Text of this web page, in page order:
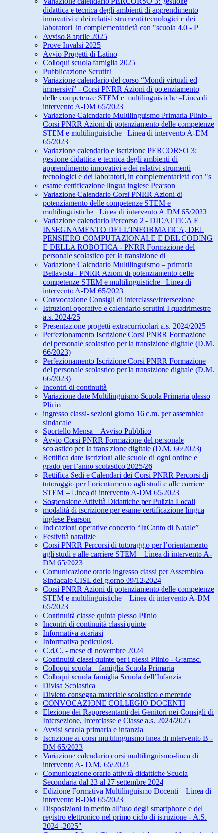
didattica e tecnica degli ambienti di apprendimento
innovativi e dei relativi strumenti tecnologici e dei
laboratori, in complementarietà con "scuola 4.0 - P
Avviso 8 aprile 2025
Prove Invalsi 2025
Avvio Progetti di Latino
Colloqui scuola famiglia 2025
Pubblicazione Scrutini
Variazione calendario del corso “Mondi virtuali ed
immersivi” - Corsi PNRR Azioni di potenziamento
delle competenze STEM e multilinguistiche –Linea di
intervento A-DM 65/2023
Variazione Calendario Multilinguismo Primaria Plinio -
Corsi PNRR Azioni di potenziamento delle competenze
STEM e multilinguistiche –Linea di intervento A-DM
65/2023
Variazione calendario e iscrizione PERCORSO 3:
gestione didattica e tecnica degli ambienti di
apprendimento innovativi e dei relativi strumenti
tecnologici e dei laboratori, in complementarietà con "s
esame certificazione lingua inglese Pearson
Variazione Calendario Corsi PNRR Azioni di
potenziamento delle competenze STEM e
multilinguistiche –Linea di intervento A-DM 65/2023
Variazione calendario Percorso 2 - DIDATTICA E
INSEGNAMENTO DELL’INFORMATICA, DEL
PENSIERO COMPUTAZIONALE E DEL CODING
E DELLA ROBOTICA - PNRR Formazione del
personale scolastico per la transizione di
Variazione Calendario Multilinguismo – primaria
Bellavista - PNRR Azioni di potenziamento delle
competenze STEM e multilinguistiche –Linea di
intervento A-DM 65/2023
Convocazione Consigli di interclasse/intersezione
Istruzioni operative e calendario scrutini I quadrimestre
a.s. 2024/25
Presentazione progetti extracurricolari a.s. 2024/2025
Perfezionamento Iscrizione Corsi PNRR Formazione
del personale scolastico per la transizione digitale (D.M.
66/2023)
Perfezionamento Iscrizione Corsi PNRR Formazione
del personale scolastico per la transizione digitale (D.M.
66/2023)
Incontri di continuità
Variazione date Multilinguismo Scuola Primaria plesso
Plinio
ingresso classi- sezioni giorno 16 c.m. per assemblea
sindacale
Sportello Mensa – Avviso Pubblico
Avvio Corsi PNRR Formazione del personale
scolastico per la transizione digitale (D.M. 66/2023)
Rettifica date iscrizioni alle scuole di ogni ordine e
grado per l’anno scolastico 2025/26
Rettifica Sedi e Calendari dei Corsi PNRR Percorsi di
tutoraggio per l’orientamento agli studi e alle carriere
STEM – Linea di intervento A-DM 65/2023
Sospensione Attività Didattiche per Pulizia Locali
modalità di iscrizione per esame certificazione lingua
inglese Pearson
Indicazioni operative concerto “InCanto di Natale”
Festività natalizie
Corsi PNRR Percorsi di tutoraggio per l’orientamento
agli studi e alle carriere STEM – Linea di intervento A-
DM 65/2023
Comunicazione orario ingresso classi per Assemblea
Sindacale CISL del giorno 09/12/2024
Corsi PNRR Azioni di potenziamento delle competenze
STEM e multilinguistiche – Linea di intervento A-DM
65/2023
Continuità classe quinta plesso Plinio
Incontri di continuità classi quinte
Informativa acariasi
Informativa pediculosi.
C.d.C. - mese di novembre 2024
Continuità classi quinte per i plessi Plinio - Gramsci
Colloqui scuola – famiglia Scuola Primaria
Colloqui scuola-famiglia Scuola dell’Infanzia
Divisa Scolastica
Divieto consegna materiale scolastico e merende
CONVOCAZIONE COLLEGIO DOCENTI
Elezione dei Rappresentanti dei Genitori nei Consigli di
Intersezione, Interclasse e Classe a.s. 2024/2025
Avvisi scuola primaria e infanzia
Iscrizione ai corsi multilinguismo linea di intervento B -
DM 65/2023
Variazione calendario corsi multilinguismo-linea di
intervento A- D.M. 65/2023
Comunicazione orario attività didattiche Scuola
Secondaria dal 23 al 27 settembre 2024
Edizione Formativa Multilinguismo Docenti – Linea di
intervento B-DM 65/2023
Disposizioni in merito all'uso degli smartphone e del
registro elettronico nel primo ciclo di istruzione - A.S.
2024 -2025"